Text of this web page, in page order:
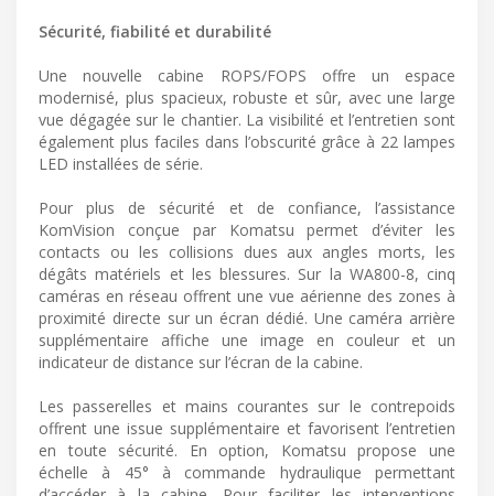
Sécurité, fiabilité et durabilité
Une nouvelle cabine ROPS/FOPS offre un espace
modernisé, plus spacieux, robuste et sûr, avec une large
vue dégagée sur le chantier. La visibilité et l’entretien sont
également plus faciles dans l’obscurité grâce à 22 lampes
LED installées de série.
Pour plus de sécurité et de confiance, l’assistance
KomVision conçue par Komatsu permet d’éviter les
contacts ou les collisions dues aux angles morts, les
dégâts matériels et les blessures. Sur la WA800-8, cinq
caméras en réseau offrent une vue aérienne des zones à
proximité directe sur un écran dédié. Une caméra arrière
supplémentaire affiche une image en couleur et un
indicateur de distance sur l’écran de la cabine.
Les passerelles et mains courantes sur le contrepoids
offrent une issue supplémentaire et favorisent l’entretien
en toute sécurité. En option, Komatsu propose une
échelle à 45° à commande hydraulique permettant